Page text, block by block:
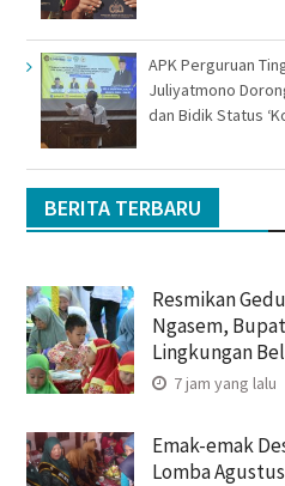
APK Perguruan
Juliyatmono
dan Bidik Status
BERITA TERBARU
Resmikan
Ngasem,
Lingkungan
7 jam yang lalu
Emak-emak
Lomba